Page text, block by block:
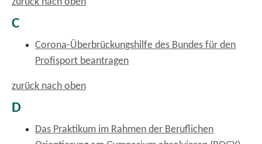
C
Corona-Überbrückungshilfe des Bundes für den
Profisport beantragen
zurück nach oben
D
Das Praktikum im Rahmen der Beruflichen